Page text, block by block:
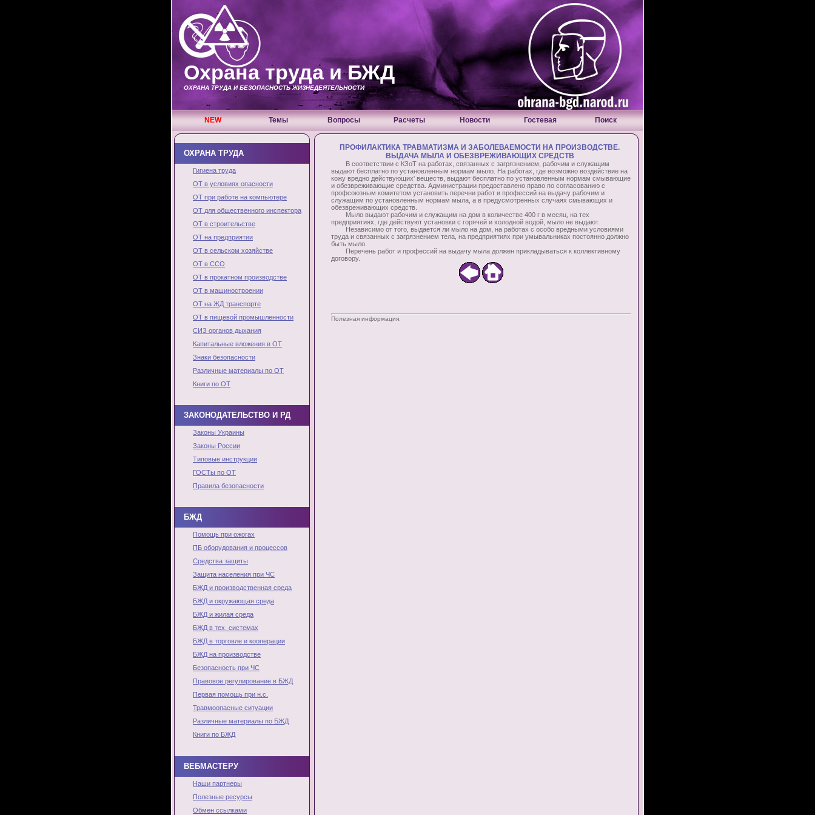
Охрана труда и БЖД
ОХРАНА ТРУДА И БЕЗОПАСНОСТЬ ЖИЗНЕДЕЯТЕЛЬНОСТИ
NEW Темы Вопросы Расчеты Новости Гостевая Поиск
ПРОФИЛАКТИКА ТРАВМАТИЗМА И ЗАБОЛЕВАЕМОСТИ НА ПРОИЗВОДСТВЕ.
ВЫДАЧА МЫЛА И ОБЕЗВРЕЖИВАЮЩИХ СРЕДСТВ
В соответствии с КЗоТ на работах, связанных с загрязнением, рабочим и служащим
выдают бесплатно по установленным нормам мыло. На работах, где возможно воздействие на
кожу вредно действующих' веществ, выдают бесплатно по установленным нормам смывающие
и обезвреживающие средства. Администрации предоставлено право по согласованию с
профсоюзным комитетом установить перечни работ и профессий на выдачу рабочим и
служащим по установленным нормам мыла, а в предусмотренных случаях смывающих и
обезвреживающих средств.
Мыло выдают рабочим и служащим на дом в количестве 400 г в месяц, на тех
предприятиях, где действуют установки с горячей и холодной водой, мыло не выдают.
Независимо от того, выдается ли мыло на дом, на работах с особо вредными условиями
труда и связанных с загрязнением тела, на предприятиях при умывальниках постоянно должно
быть мыло.
Перечень работ и профессий на выдачу мыла должен прикладываться к коллективному
договору.
Полезная информация:
ОХРАНА ТРУДА
Гигиена труда
ОТ в условиях опасности
ОТ при работе на компьютере
ОТ для общественного инспектора
ОТ в строительстве
ОТ на предприятии
ОТ в сельском хозяйстве
ОТ в ССО
ОТ в прокатном производстве
ОТ в машиностроении
ОТ на ЖД транспорте
ОТ в пищевой промышленности
СИЗ органов дыхания
Капитальные вложения в ОТ
Знаки безопасности
Различные материалы по ОТ
Книги по ОТ
ЗАКОНОДАТЕЛЬСТВО И РД
Законы Украины
Законы России
Типовые инструкции
ГОСТы по ОТ
Правила безопасности
БЖД
Помощь при ожогах
ПБ оборудования и процессов
Средства защиты
Защита населения при ЧС
БЖД и производственная среда
БЖД и окружающая среда
БЖД и жилая среда
БЖД в тех. системах
БЖД в торговле и кооперации
БЖД на производстве
Безопасность при ЧС
Правовое регулирование в БЖД
Первая помощь при н.с.
Травмоопасные ситуации
Различные материалы по БЖД
Книги по БЖД
ВЕБМАСТЕРУ
Наши партнеры
Полезные ресурсы
Обмен ссылками